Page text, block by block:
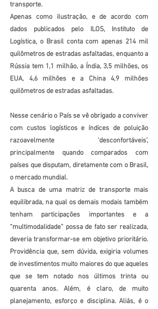
transporte.
Apenas como ilustração, e de acordo com
dados publicados pelo ILOS, Instituto de
Logística, o Brasil conta com apenas 214 mil
quilômetros de estradas asfaltadas, enquanto a
Rússia tem 1,1 milhão, a Índia, 3,5 milhões, os
EUA, 4,6 milhões e a China 4,9 milhões
quilômetros de estradas asfaltadas.
Nesse cenário o País se vê obrigado a conviver
com custos logísticos e índices de poluição
razoavelmente ‘desconfortáveis’,
principalmente quando comparados com
países que disputam, diretamente com o Brasil,
o mercado mundial.
A busca de uma matriz de transporte mais
equilibrada, na qual os demais modais também
tenham participações importantes e a
“multimodalidade” possa de fato ser realizada,
deveria transformar-se em objetivo prioritário.
Providência que, sem dúvida, exigiria volumes
de investimentos muito maiores do que aqueles
que se tem notado nos últimos trinta ou
quarenta anos. Além, é claro, de muito
planejamento, esforço e disciplina. Aliás, é o